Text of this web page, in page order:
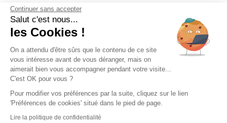
CONTACT
04 42 20 78 42
Du lundi au jeudi de 8h30 à 16h30 & le
vendredi de 8h30 à 15h30
Continuer sans accepter
Salut c'est nous...
les Cookies !
On a attendu d'être sûrs que le contenu de ce site
vous intéresse avant de vous déranger, mais on
aimerait bien vous accompagner pendant votre visite...
C'est OK pour vous ?
Pour modifier vos préférences par la suite, cliquez sur le lien
'Préférences de cookies' situé dans le pied de page.
Lire la politique de confidentialité